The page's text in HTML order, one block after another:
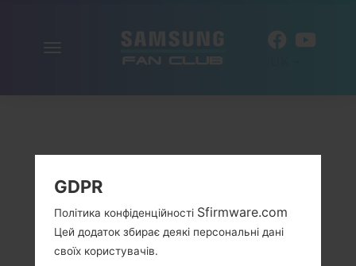
GDPR
Політика конфіденційності Sfirmware.com
Цей додаток збирає деякі персональні дані
своїх користувачів.